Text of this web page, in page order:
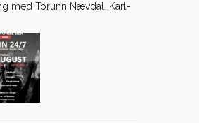
med Torunn Nævdal. Karl-